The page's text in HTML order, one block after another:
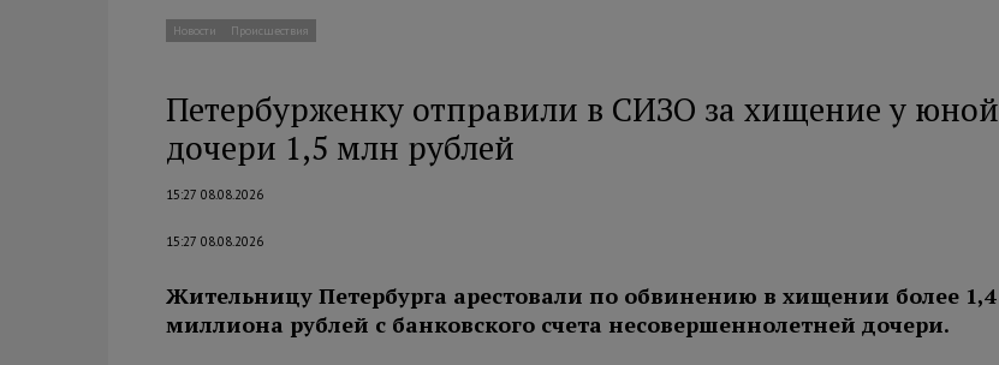
Новости Происшествия
Петербурженку отправили в СИЗО за хищение у юной
дочери 1,5 млн рублей
15:27 08.08.2026
15:27 08.08.2026
Жительницу Петербурга арестовали по обвинению в хищении более 1,4
миллиона рублей с банковского счета несовершеннолетней дочери.